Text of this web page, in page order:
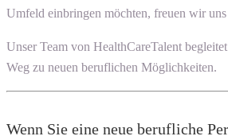
Umfeld einbringen möchten, freuen wir
Unser Team von HealthCareTalent
Weg zu neuen beruflichen Möglichkeiten.
Wenn Sie eine neue berufliche